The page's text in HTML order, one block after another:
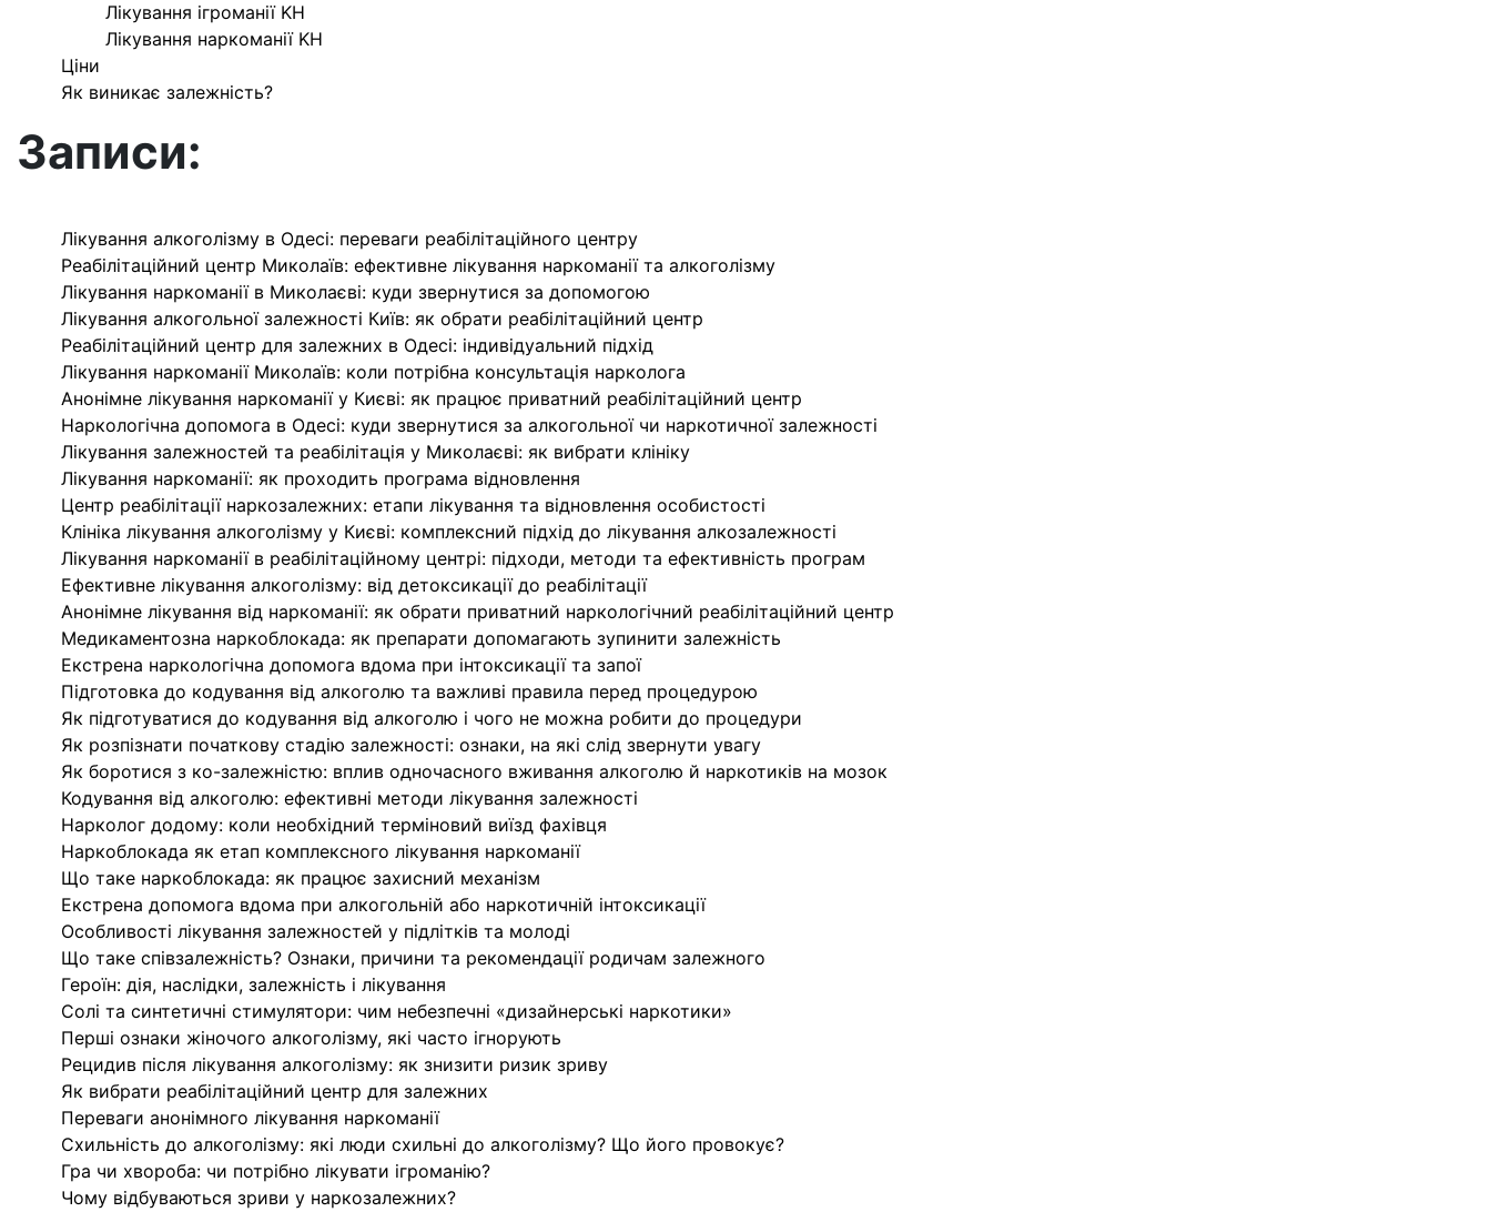
Лікування ігроманії KH
Лікування наркоманії KH
Ціни
Як виникає залежність?
Записи:
Лікування алкоголізму в Одесі: переваги реабілітаційного центру
Реабілітаційний центр Миколаїв: ефективне лікування наркоманії та алкоголізму
Лікування наркоманії в Миколаєві: куди звернутися за допомогою
Лікування алкогольної залежності Київ: як обрати реабілітаційний центр
Реабілітаційний центр для залежних в Одесі: індивідуальний підхід
Лікування наркоманії Миколаїв: коли потрібна консультація нарколога
Анонімне лікування наркоманії у Києві: як працює приватний реабілітаційний центр
Наркологічна допомога в Одесі: куди звернутися за алкогольної чи наркотичної залежності
Лікування залежностей та реабілітація у Миколаєві: як вибрати клініку
Лікування наркоманії: як проходить програма відновлення
Центр реабілітації наркозалежних: етапи лікування та відновлення особистості
Клініка лікування алкоголізму у Києві: комплексний підхід до лікування алкозалежності
Лікування наркоманії в реабілітаційному центрі: підходи, методи та ефективність програм
Ефективне лікування алкоголізму: від детоксикації до реабілітації
Анонімне лікування від наркоманії: як обрати приватний наркологічний реабілітаційний центр
Медикаментозна наркоблокада: як препарати допомагають зупинити залежність
Екстрена наркологічна допомога вдома при інтоксикації та запої
Підготовка до кодування від алкоголю та важливі правила перед процедурою
Як підготуватися до кодування від алкоголю і чого не можна робити до процедури
Як розпізнати початкову стадію залежності: ознаки, на які слід звернути увагу
Як боротися з ко-залежністю: вплив одночасного вживання алкоголю й наркотиків на мозок
Кодування від алкоголю: ефективні методи лікування залежності
Нарколог додому: коли необхідний терміновий виїзд фахівця
Наркоблокада як етап комплексного лікування наркоманії
Що таке наркоблокада: як працює захисний механізм
Екстрена допомога вдома при алкогольній або наркотичній інтоксикації
Особливості лікування залежностей у підлітків та молоді
Що таке співзалежність? Ознаки, причини та рекомендації родичам залежного
Героїн: дія, наслідки, залежність і лікування
Солі та синтетичні стимулятори: чим небезпечні «дизайнерські наркотики»
Перші ознаки жіночого алкоголізму, які часто ігнорують
Рецидив після лікування алкоголізму: як знизити ризик зриву
Як вибрати реабілітаційний центр для залежних
Переваги анонімного лікування наркоманії
Схильність до алкоголізму: які люди схильні до алкоголізму? Що його провокує?
Гра чи хвороба: чи потрібно лікувати ігроманію?
Чому відбуваються зриви у наркозалежних?